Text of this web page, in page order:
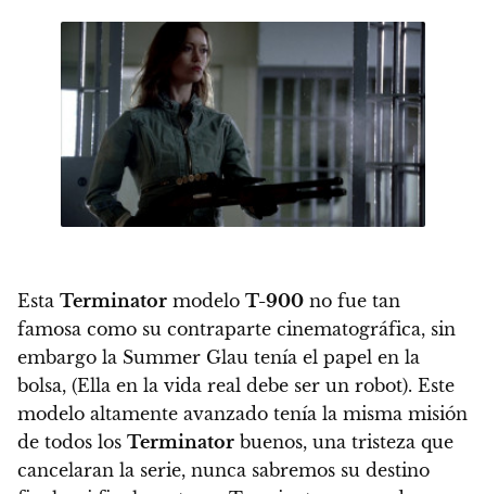
Esta Terminator modelo T-900 no fue tan
famosa como su contraparte cinematográfica, sin
embargo la Summer Glau tenía el papel en la
bolsa, (Ella en la vida real debe ser un robot). Este
modelo altamente avanzado tenía la misma misión
de todos los Terminator buenos, una tristeza que
cancelaran la serie, nunca sabremos su destino